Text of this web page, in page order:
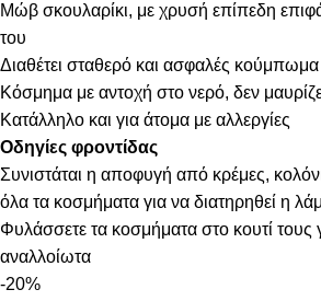
Μώβ σκουλαρίκι, με χρυσή επίπεδη
του
Διαθέτει σταθερό και ασφαλές κούμπωμα
Κόσμημα με αντοχή στο νερό, δεν
Κατάλληλο και για άτομα με αλλεργίες
Οδηγίες φροντίδας
Συνιστάται η αποφυγή από κρέμες,
όλα τα κοσμήματα για να διατηρηθεί η
Φυλάσσετε τα κοσμήματα στο κουτί τους
αναλλοίωτα
-20%